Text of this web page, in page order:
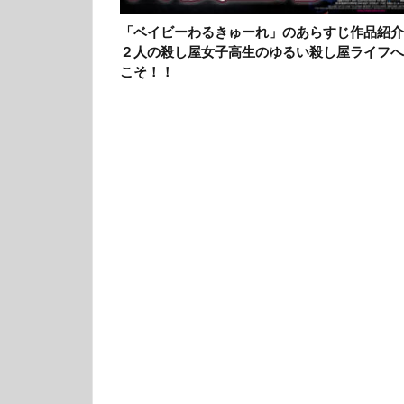
「ベイビーわるきゅーれ」のあらすじ作品紹介
２人の殺し屋女子高生のゆるい殺し屋ライフ
こそ！！